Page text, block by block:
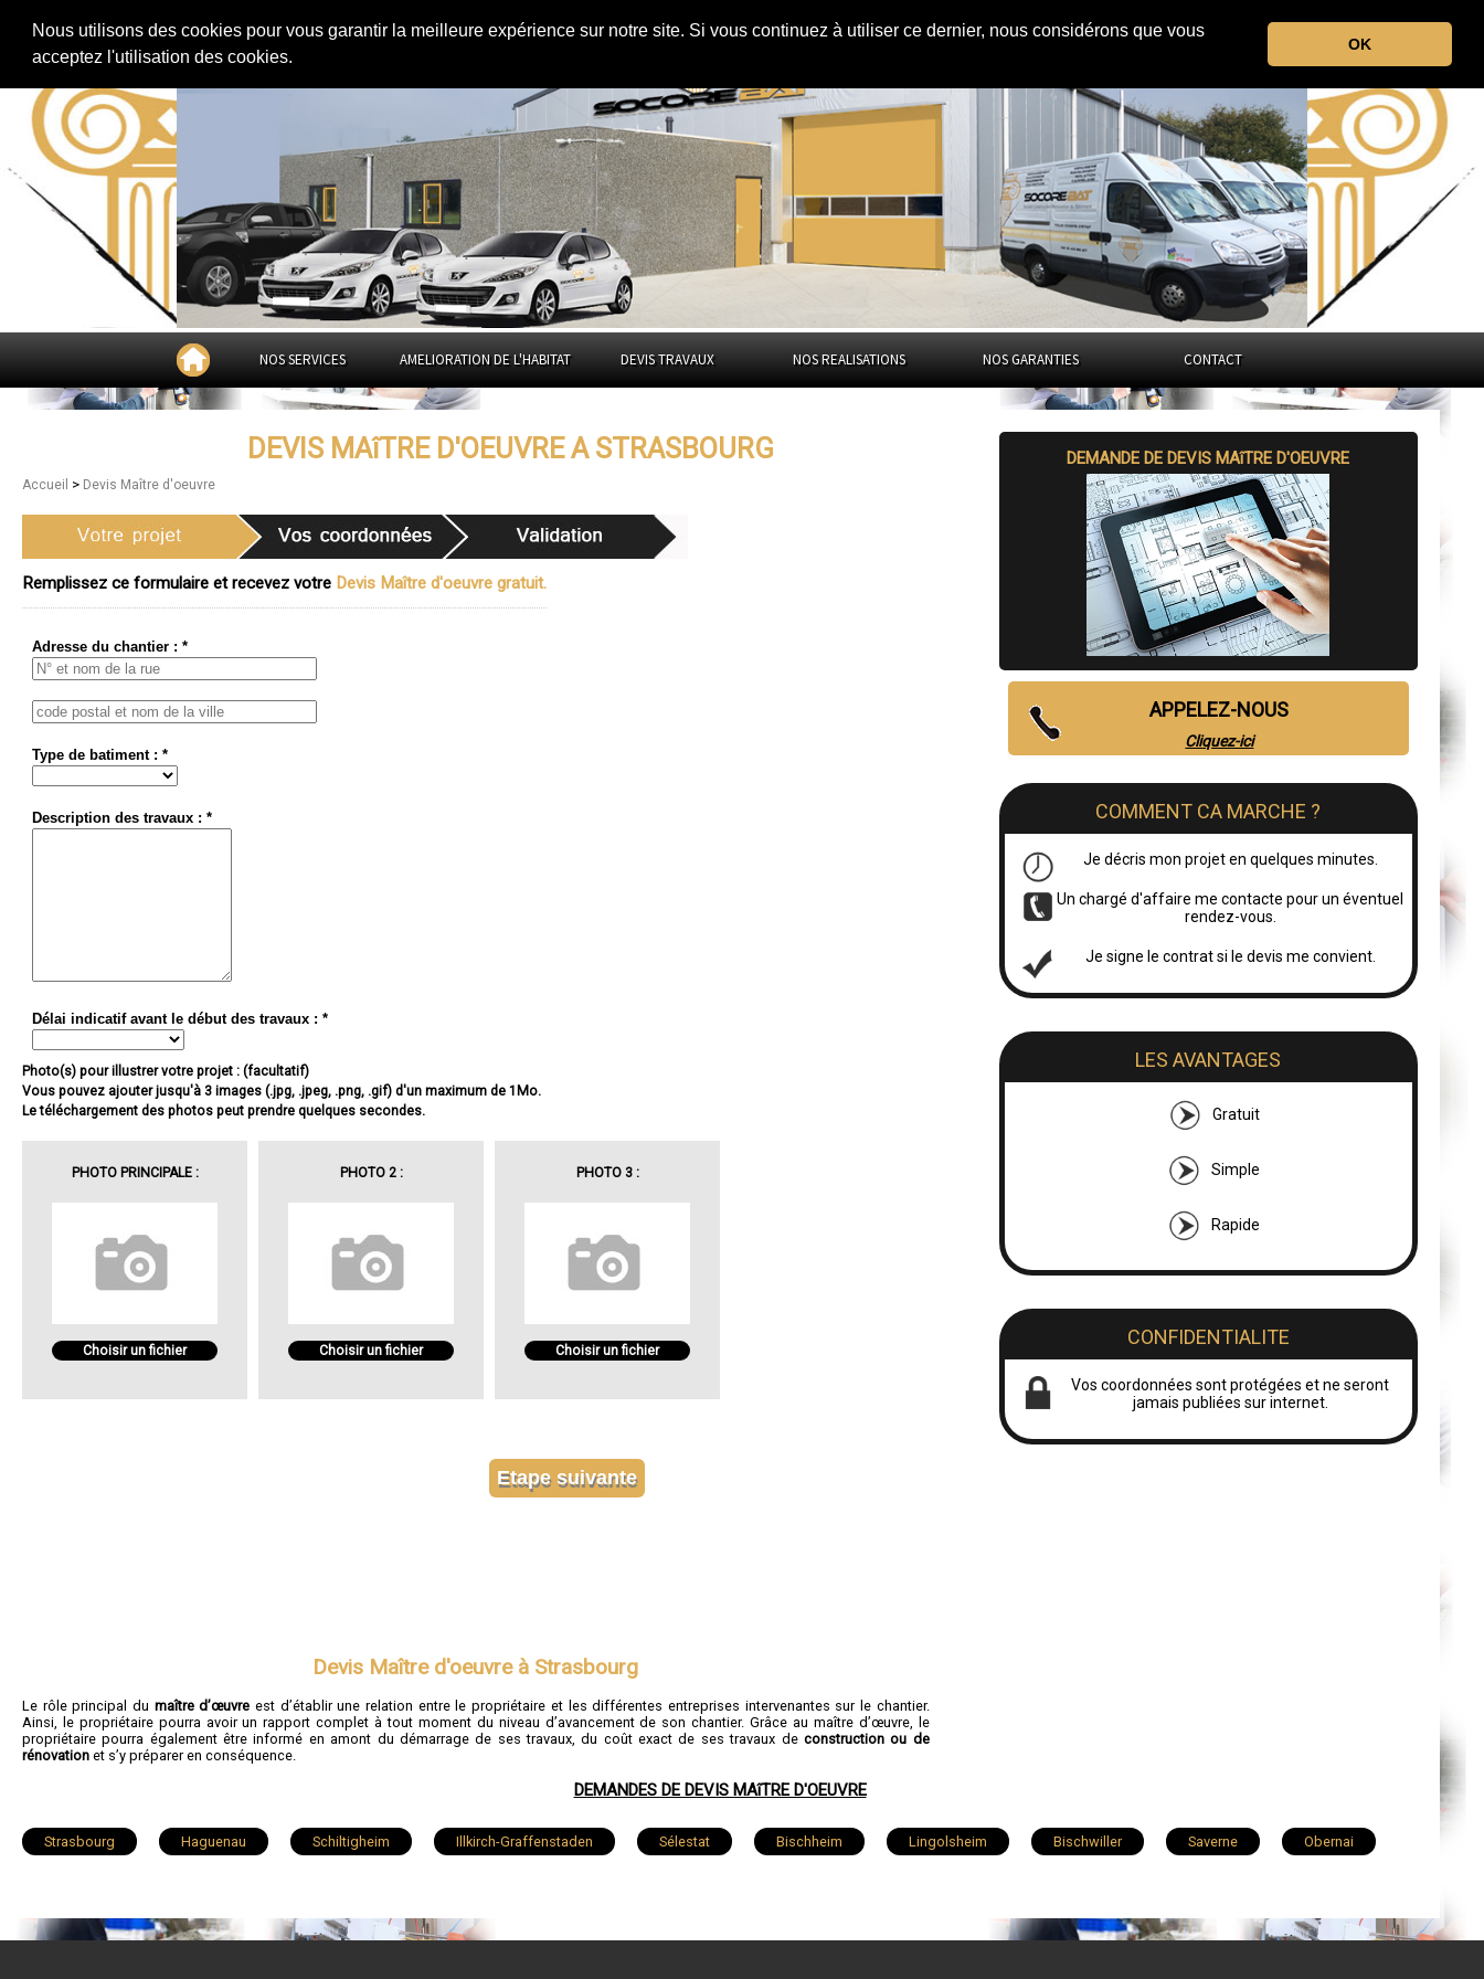
Nous utilisons des cookies pour vous garantir la meilleure expérience sur notre site. Si vous continuez à utiliser ce dernier, nous considérons que vous
acceptez l'utilisation des cookies.
OK
Devis Maître d'oeuvre àStrasbourg
le Bas-Rhin
NOS SERVICES AMELIORATION DE L'HABITAT DEVIS TRAVAUX NOS REALISATIONS NOS GARANTIES CONTACT
DEMANDE DE DEVIS MAîTRE D'OEUVRE
APPELEZ-NOUS
Cliquez-ici
COMMENT CA MARCHE ?
Je décris mon projet en quelques minutes.
Un chargé d'affaire me contacte pour un éventuel
rendez-vous.
Je signe le contrat si le devis me convient.
LES AVANTAGES
Gratuit
Simple
Rapide
CONFIDENTIALITE
Vos coordonnées sont protégées et ne seront
jamais publiées sur internet.
DEVIS MAîTRE D'OEUVRE A STRASBOURG
Accueil > Devis Maître d'oeuvre
Remplissez ce formulaire et recevez votre Devis Maître d'oeuvre gratuit.
Adresse du chantier : *
Type de batiment : *
Description des travaux : *
Délai indicatif avant le début des travaux : *
Photo(s) pour illustrer votre projet : (facultatif)
Vous pouvez ajouter jusqu'à 3 images (.jpg, .jpeg, .png, .gif) d'un maximum de 1Mo.
Le téléchargement des photos peut prendre quelques secondes.
PHOTO PRINCIPALE :
Choisir un fichier
PHOTO 2 :
Choisir un fichier
PHOTO 3 :
Choisir un fichier
Devis Maître d'oeuvre à Strasbourg
Le rôle principal du maître d’œuvre est d’établir une relation entre le propriétaire et les différentes entreprises intervenantes sur le chantier.
Ainsi, le propriétaire pourra avoir un rapport complet à tout moment du niveau d’avancement de son chantier. Grâce au maître d’œuvre, le
propriétaire pourra également être informé en amont du démarrage de ses travaux, du coût exact de ses travaux de construction ou de
rénovation et s’y préparer en conséquence.
DEMANDES DE DEVIS MAîTRE D'OEUVRE
Strasbourg Haguenau Schiltigheim Illkirch-Graffenstaden Sélestat Bischheim Lingolsheim Bischwiller Saverne Obernai